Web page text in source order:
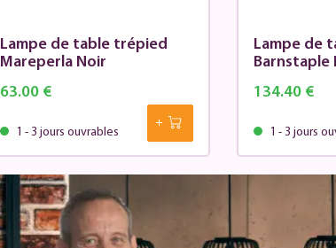
Lampe de table trépied
Mareperla Noir
63.00 €
1 - 3 jours ouvrables
Lampe de
Barnstaple
134.40 €
1 - 3 jours